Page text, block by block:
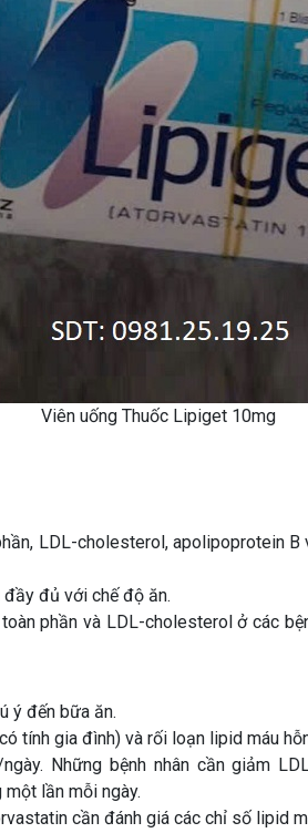
Viên uống Thuốc Lipiget 10mg
LDL-cholesterol, apolipoprotein
đủ với chế độ ăn.
phần và LDL-cholesterol ở các
ý đến bữa ăn.
tính gia đình) và rối loạn lipid máu
Những bệnh nhân cần giảm
lần mỗi ngày.
cần đánh giá các chỉ số lipid